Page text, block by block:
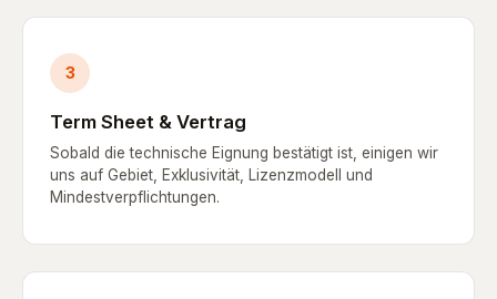
3
Term Sheet & Vertrag
Sobald die technische Eignung bestätigt ist, einigen wir
uns auf Gebiet, Exklusivität, Lizenzmodell und
Mindestverpflichtungen.